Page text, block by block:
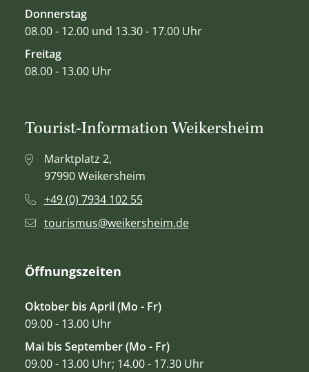
Donnerstag
08.00 - 12.00 und 13.30 - 17.00 Uhr
Freitag
08.00 - 13.00 Uhr
Tourist-Information Weikersheim
Marktplatz 2,
97990 Weikersheim
+49 (0) 7934 102 55
tourismus@weikersheim.de
Öffnungszeiten
Oktober bis April (Mo - Fr)
09.00 - 13.00 Uhr
Mai bis September (Mo - Fr)
09.00 - 13.00 Uhr; 14.00 - 17.30 Uhr